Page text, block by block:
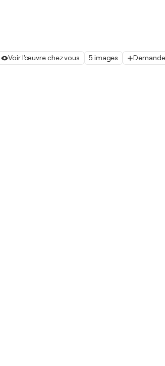
Voir l'œuvre chez vous 5 images